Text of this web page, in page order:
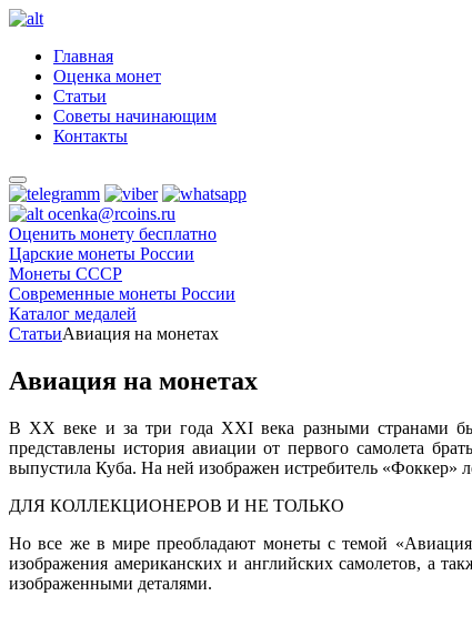
Главная
Оценка монет
Статьи
Советы начинающим
Контакты
ocenka@rcoins.ru
Оценить монету бесплатно
Царские монеты России
Монеты СССР
Современные монеты России
Каталог медалей
СтатьиАвиация на монетах
Авиация на монетах
В XX веке и за три года XXI века разными странами
представлены история авиации от первого самолета
выпустила Куба. На ней изображен истребитель «Фоккер»
ДЛЯ КОЛЛЕКЦИОНЕРОВ И НЕ ТОЛЬКО
Но все же в мире преобладают монеты с темой
изображения американских и английских самолетов, а
изображенными деталями.